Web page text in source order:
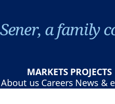
Sener, a family
MARKETS PROJECTS
About us Careers News &